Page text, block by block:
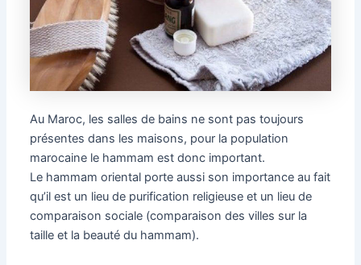
Au Maroc, les salles de bains ne sont pas toujours
présentes dans les maisons, pour la population
marocaine le hammam est donc important.
Le hammam oriental porte aussi son importance au fait
qu’il est un lieu de purification religieuse et un lieu de
comparaison sociale (comparaison des villes sur la
taille et la beauté du hammam).